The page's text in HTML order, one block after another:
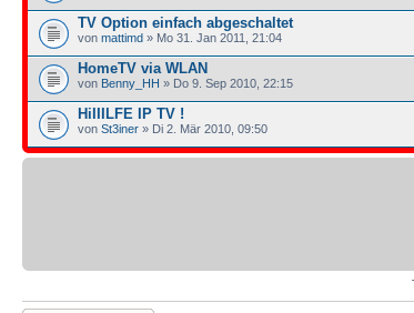
TV Option einfach abgeschaltet
von mattimd » Mo 31. Jan 2011, 21:04
HomeTV via WLAN
von Benny_HH » Do 9. Sep 2010, 22:15
HiIIILFE IP TV !
von St3iner » Di 2. Mär 2010, 09:50